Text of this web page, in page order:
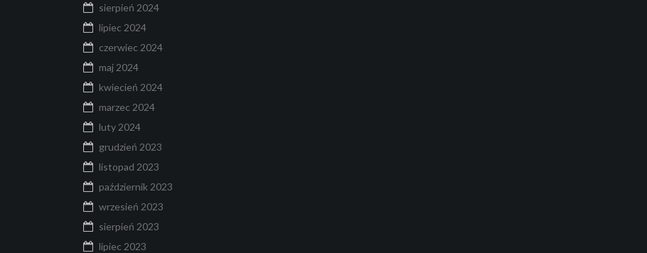
sierpień 2024
lipiec 2024
czerwiec 2024
maj 2024
kwiecień 2024
marzec 2024
luty 2024
grudzień 2023
listopad 2023
październik 2023
wrzesień 2023
sierpień 2023
lipiec 2023